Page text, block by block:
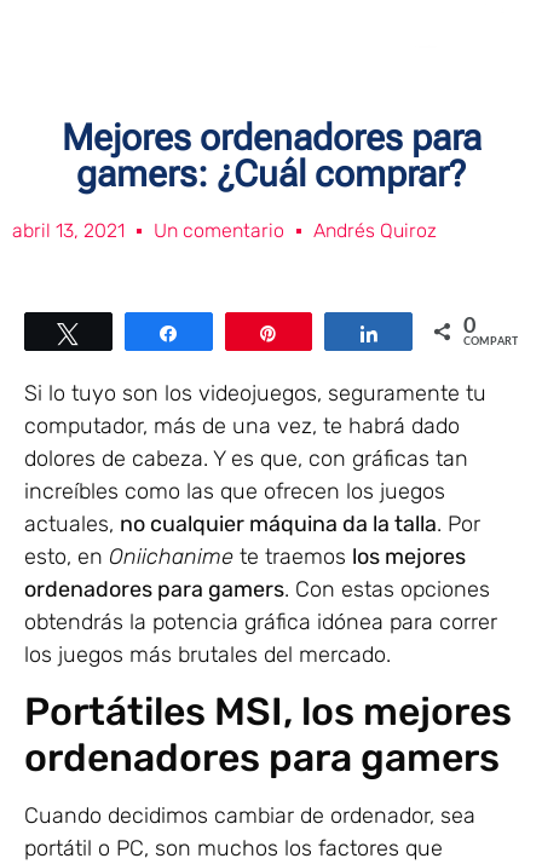
Mejores ordenadores para
gamers: ¿Cuál comprar?
abril 13, 2021 Un comentario Andrés Quiroz
Compartir Compartir0
COMPARTIR
Si lo tuyo son los videojuegos, seguramente tu
computador, más de una vez, te habrá dado
dolores de cabeza. Y es que, con gráficas tan
increíbles como las que ofrecen los juegos
actuales, no cualquier máquina da la talla. Por
esto, en Oniichanime te traemos los mejores
ordenadores para gamers. Con estas opciones
obtendrás la potencia gráfica idónea para correr
los juegos más brutales del mercado.
Portátiles MSI, los mejores
ordenadores para gamers
Cuando decidimos cambiar de ordenador, sea
portátil o PC, son muchos los factores que